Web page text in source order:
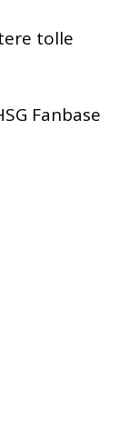
tolle
Fanbase